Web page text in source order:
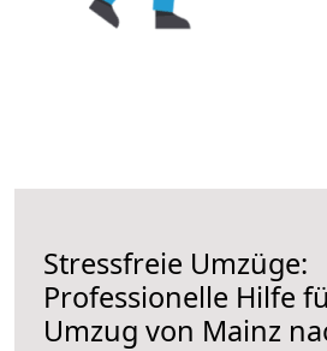
Stressfreie Umzüge:
Professionelle Hilfe
Umzug von Mainz